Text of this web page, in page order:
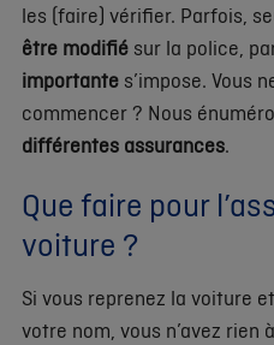
les (faire) vérifier. Parfois,
être modifié sur la police,
importante s’impose. Vous
commencer ? Nous
différentes assurances.
Que faire pour
voiture ?
Si vous reprenez la voiture
votre nom, vous n’avez rien